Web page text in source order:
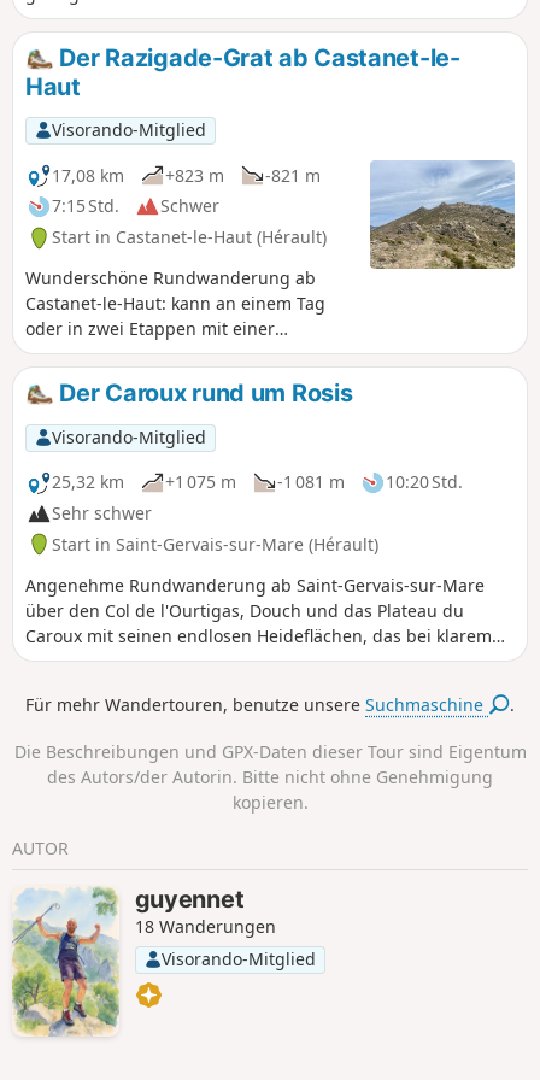
Aufstieg ab Saint-Geniès-de-Varensal und einen ähnlich
steilen Abstieg nach der Ruine von Orquette auf. Gutes
Schuhwerk und eine gute körperliche Verfassung sind
erforderlich.
Der Razigade-Grat ab Castanet-le-
Haut
Visorando-Mitglied
17,08 km
+823 m
-821 m
7:15 Std.
Schwer
Start in Castanet-le-Haut (Hérault)
Wunderschöne Rundwanderung ab
Castanet-le-Haut: kann an einem Tag
oder in zwei Etappen mit einer
Übernachtung in Caissenols-le-Haut
zurückgelegt werden. Aufstieg auf das
Plateau Plo des Brus über den Grat
Razigade, Überquerung des Col de
l'Ourtigas, dann Abstieg zum
verlassenen Weiler Caissenols-le-Haut.
Weiter zum Tor von Roquandouire,
Richtung Saint-Gervais über den Kamm,
bevor man auf den GRP® de la Mare
trifft, dann entlang des Flusses hinauf
nach Andabre und dann nach Castanet-
le-Haut.
Der Caroux rund um Rosis
Visorando-Mitglied
25,32 km
+1 075 m -1 081 m
10:20 Std.
Sehr schwer
Start in Saint-Gervais-sur-Mare (Hérault)
Angenehme Rundwanderung ab Saint-Gervais-sur-Mare
über den Col de l'Ourtigas, Douch und das Plateau du
Caroux mit seinen endlosen Heideflächen, das bei klarem
Wetter außergewöhnliche Panoramablicke auf das Tal und
Hirtenhütten, alte Siedlungen und das beeindruckende
Mare-Tal. Die Wanderung wird aufgrund ihrer Länge und
des Höhenunterschieds als sehr schwierig eingestuft …
tatsächlich verläuft der Höhenunterschied jedoch sehr
allmählich in klar abgegrenzten Abschnitten und ohne
Landschaft, ganz ehrlich, so wunderschön und
abwechslungsreich, dass man sie mit ein wenig Training
gar nicht spürt …
Für mehr Wandertouren, benutze unsereSuchmaschine .
Die Beschreibungen und GPX-Daten dieser Tour sind Eigentum
des Autors/der Autorin. Bitte nicht ohne Genehmigung
kopieren.
AUTOR
guyennet
18 Wanderungen
Visorando-Mitglied